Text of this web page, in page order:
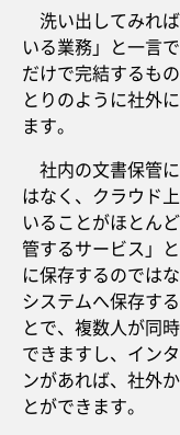
洗い出してみれ
いる業務」と一言
だけで完結するも
とりのように社外
ます。
社内の文書保管
はなく、クラウド
いることがほとん
管するサービス」
に保存するのでは
システムへ保存す
とで、複数人が同
できますし、イン
ンがあれば、社外
とができます。